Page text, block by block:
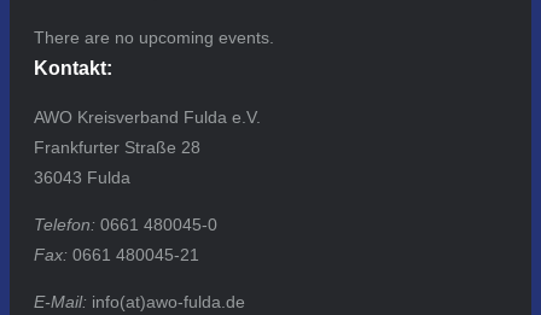
There are no upcoming events.
Kontakt:
AWO Kreisverband Fulda e.V.
Frankfurter Straße 28
36043 Fulda
Telefon: 0661 480045-0
Fax: 0661 480045-21
E-Mail: info(at)awo-fulda.de